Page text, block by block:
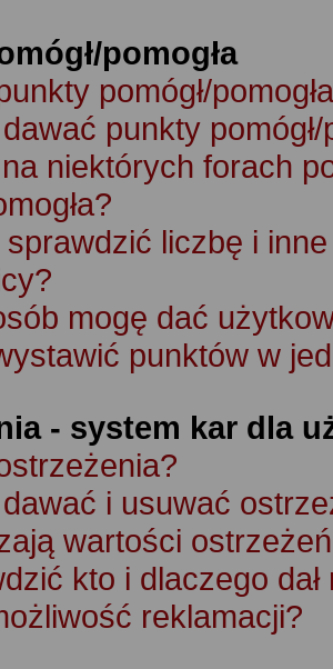
pomogła
pomógł/
punkty pomógł/
niektórych forach
liczbę i
mogę dać
punktów w
- system kar dla
i usuwać
wartości
kto i dlaczego
reklamacji?